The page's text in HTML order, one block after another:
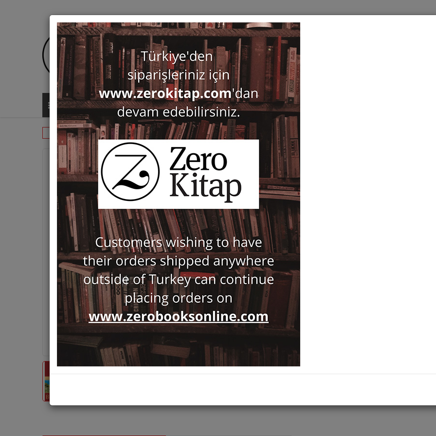
ALL CATEGORIES SERIES
BOOKS
Monographs Prehistory and Archaeology
Eine historische
BYZAS 20
Melanie Heinle
70,00 56,00
ISBN-ISSN : 9786054701902
Notify Me When Price Drops
Brand :Ege Yayınları
Category :Prehistory and Archaeology